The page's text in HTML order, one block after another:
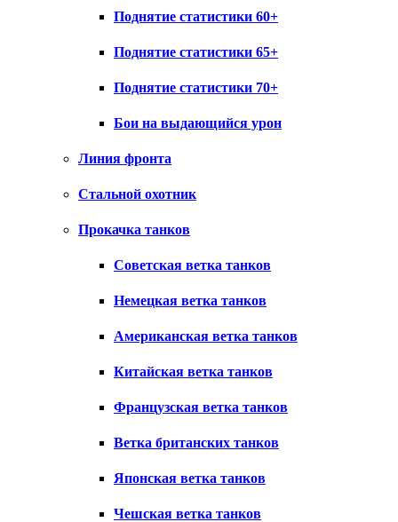
Поднятие статистики 60+
Поднятие статистики 65+
Поднятие статистики 70+
Бои на выдающийся урон
Линия фронта
Стальной охотник
Прокачка танков
Советская ветка танков
Немецкая ветка танков
Американская ветка танков
Китайская ветка танков
Французская ветка танков
Ветка британских танков
Японская ветка танков
Чешская ветка танков